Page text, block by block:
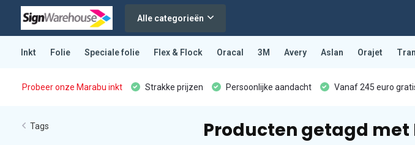
Alle categorieën
Inkt Folie Speciale folie Flex & Flock Oracal 3M Avery Aslan Orajet
Probeer onze Marabu inkt Strakke prijzen Persoonlijke aandacht Vanaf 245 euro
Tags Producten getagd met